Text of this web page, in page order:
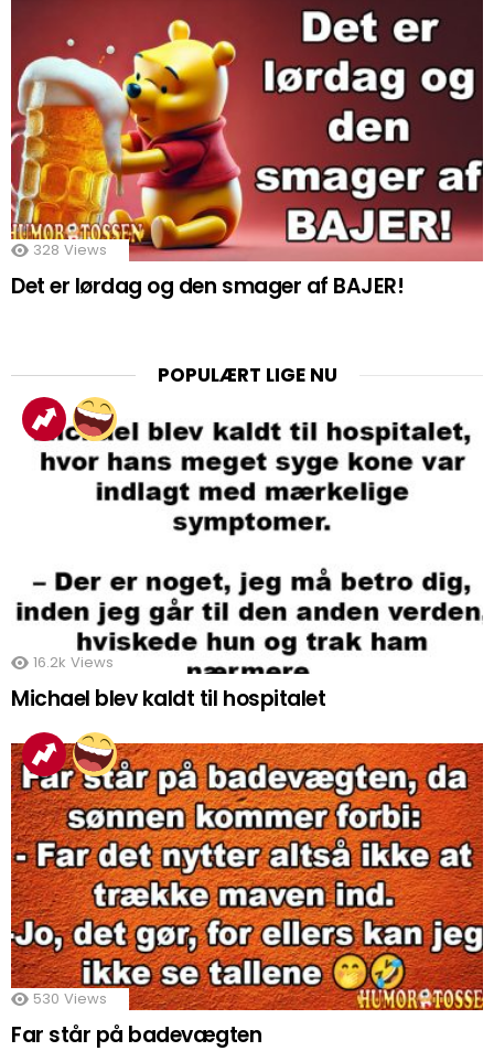
328 Views
Det er lørdag og den smager af BAJER!
POPULÆRT LIGE NU
16.2k Views
Michael blev kaldt til hospitalet
530 Views
Far står på badevægten